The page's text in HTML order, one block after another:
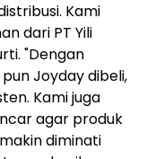
Kami
dari PT Yili
"Dengan
Joyday dibeli,
Kami juga
agar produk
diminati